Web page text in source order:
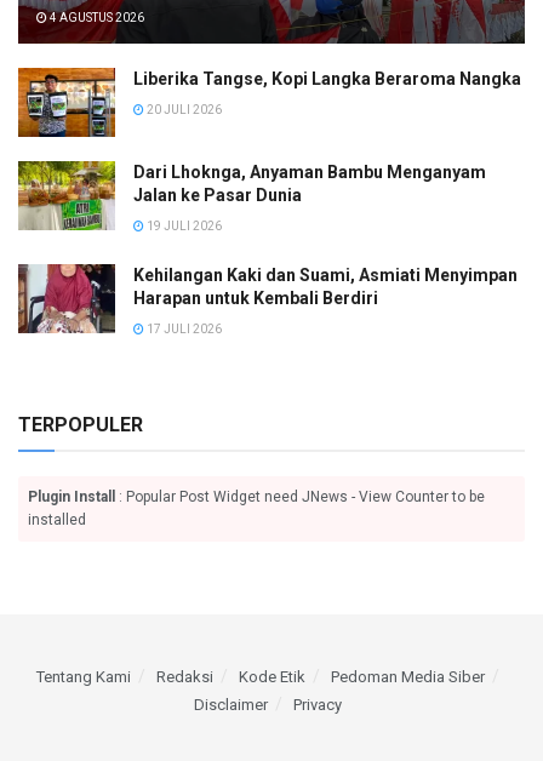
4 AGUSTUS 2026
Liberika Tangse, Kopi Langka Beraroma Nangka
20 JULI 2026
Dari Lhoknga, Anyaman Bambu Menganyam
Jalan ke Pasar Dunia
19 JULI 2026
Kehilangan Kaki dan Suami, Asmiati Menyimpan
Harapan untuk Kembali Berdiri
17 JULI 2026
TERPOPULER
Plugin Install
: Popular Post Widget need JNews - View Counter to be
installed
Tentang Kami Redaksi Kode Etik
Pedoman Media Siber
Disclaimer
Privacy